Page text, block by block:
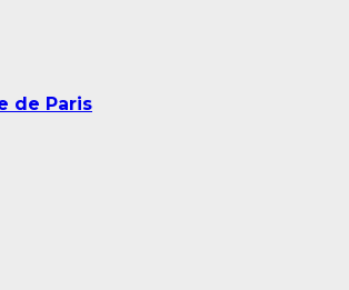
de Paris